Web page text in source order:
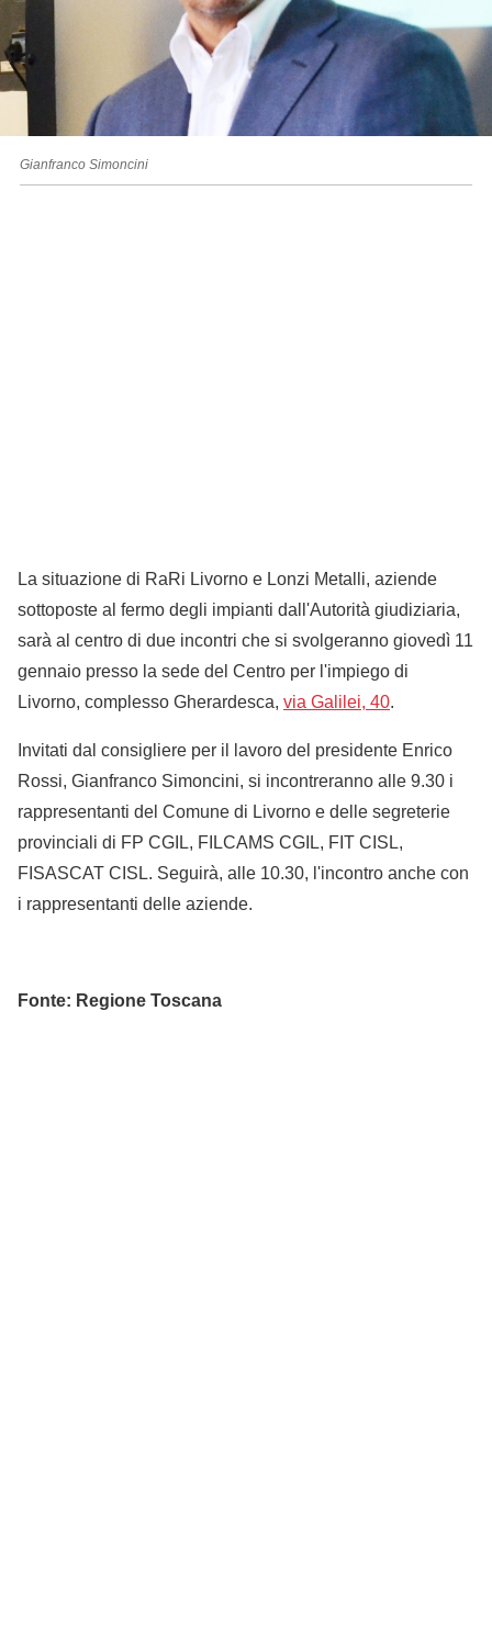
Gianfranco Simoncini
La situazione di RaRi Livorno e Lonzi Metalli, aziende
sottoposte al fermo degli impianti dall'Autorità giudiziaria,
sarà al centro di due incontri che si svolgeranno giovedì 11
gennaio presso la sede del Centro per l'impiego di
Livorno, complesso Gherardesca, via Galilei, 40.
Invitati dal consigliere per il lavoro del presidente Enrico
Rossi, Gianfranco Simoncini, si incontreranno alle 9.30 i
rappresentanti del Comune di Livorno e delle segreterie
provinciali di FP CGIL, FILCAMS CGIL, FIT CISL,
FISASCAT CISL. Seguirà, alle 10.30, l'incontro anche con
i rappresentanti delle aziende.
Fonte: Regione Toscana